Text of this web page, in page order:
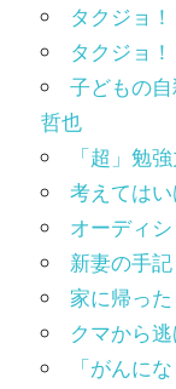
タクジョ
タクジョ
子どもの
哲也
「超」勉
考えては
オーディ
新妻の手
家に帰っ
クマから
「がんに